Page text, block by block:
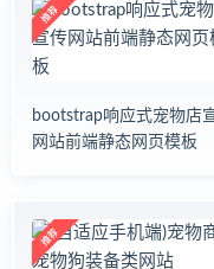
bootstrap响应式宠物店
网站前端静态网页模板